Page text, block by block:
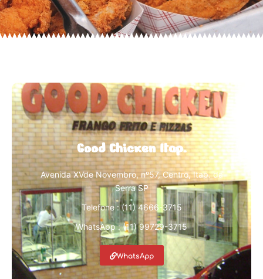
Good Chicken Itap.
Avenida XVde Novembro, nº57, Centro, Itap. da
Serra SP
Telefone : (11) 4666-3715
WhatsApp : (11) 99729-3715
WhatsApp